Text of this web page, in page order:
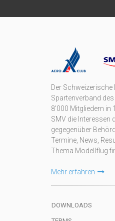
Der
Spartenverband
8'000 Mitgliedern in
SMV die Interessen
gegegenüber
Termine, News,
Thema Modellflug
Mehr erfahren
DOWNLOADS